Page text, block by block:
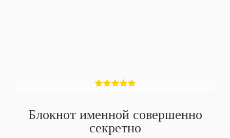
Блокнот именной совершенно
секретно